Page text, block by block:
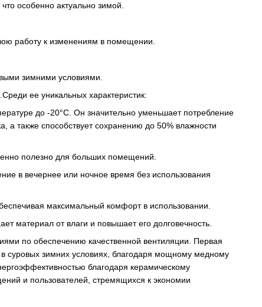
особенно актуально зимой.
работу к изменениям в помещении.
зимними условиями.
ее уникальных характеристик:
до -20°С. Он значительно уменьшает потребление
также способствует сохранению до 50% влажности
полезно для больших помещений.
в вечернее или ночное время без использования
максимальный комфорт в использовании.
материал от влаги и повышает его долговечность.
по обеспечению качественной вентиляции. Первая
суровых зимних условиях, благодаря мощному медному
благодаря керамическому
и пользователей, стремящихся к экономии